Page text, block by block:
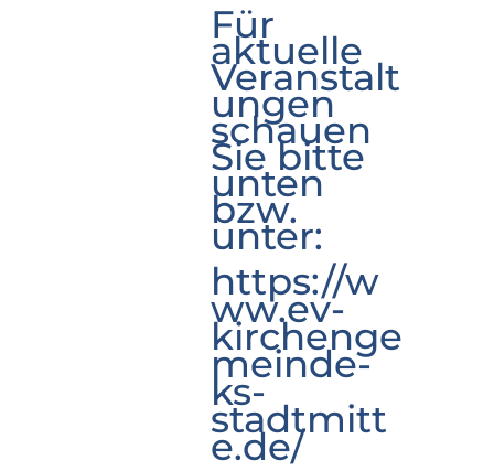
Für
aktuelle
Veranstalt
ungen
schauen
Sie bitte
unten
bzw.
unter:
https://w
ww.ev-
kirchenge
meinde-
ks-
stadtmitt
e.de/